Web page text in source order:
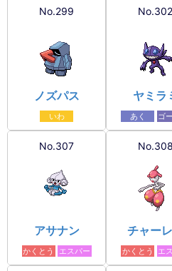
No.299
ノズパス
いわ
No.302
ヤミラ
あく ゴ
No.307
アサナン
かくとう エスパー
No.308
チャー
かくとう エ